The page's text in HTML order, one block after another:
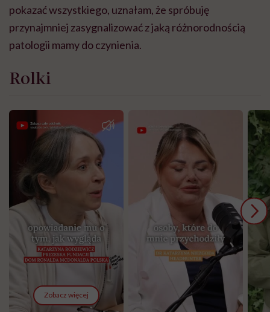
pokazać wszystkiego, uznałam, że spróbuję
przynajmniej zasygnalizować z jaką różnorodnością
patologii mamy do czynienia.
Rolki
Zobacz więcej